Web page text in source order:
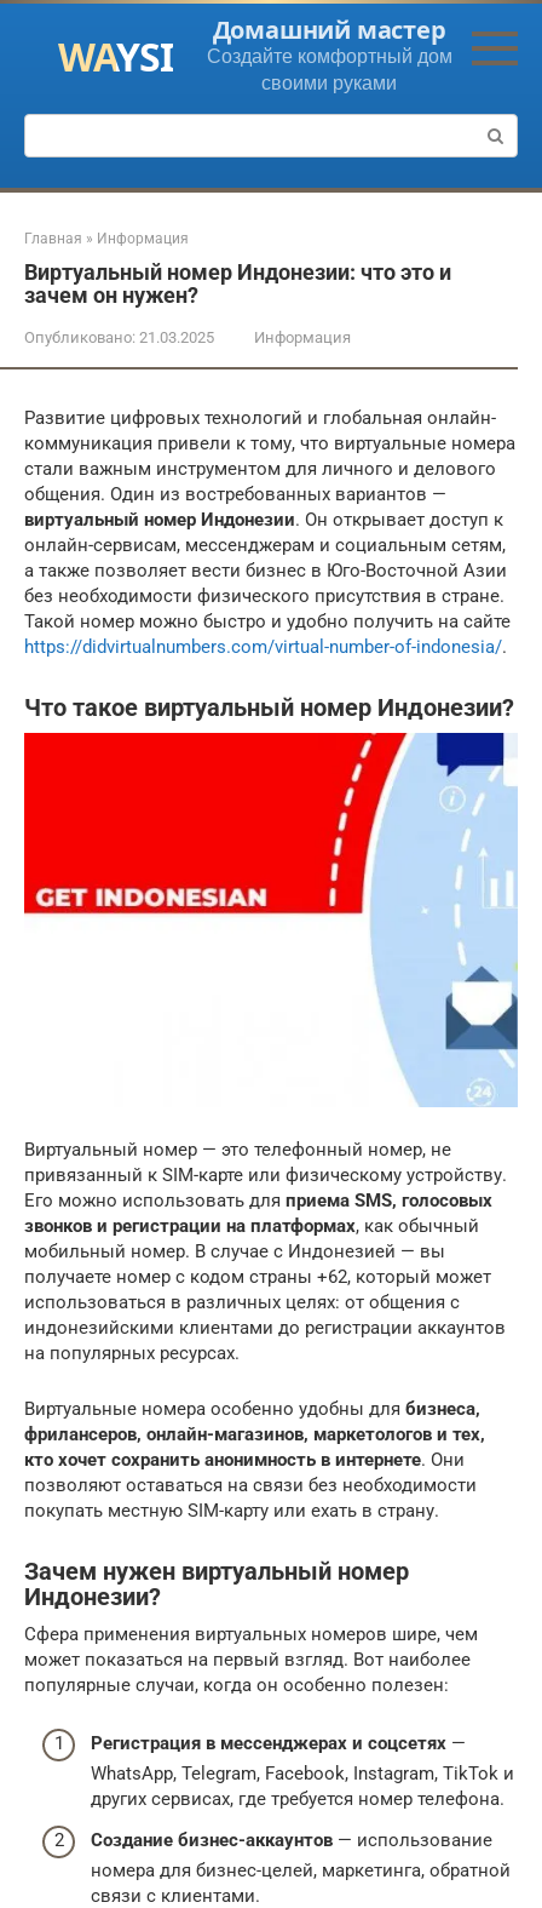
Перейти
контенту
Домашний мастер
Создайте комфортный дом
своими руками
Поиск:
Главная » Информация
Виртуальный номер Индонезии: что это и
зачем он нужен?
Опубликовано: 21.03.2025 Информация
Развитие цифровых технологий и глобальная онлайн-
коммуникация привели к тому, что виртуальные номера
стали важным инструментом для личного и делового
общения. Один из востребованных вариантов —
виртуальный номер Индонезии. Он открывает доступ к
онлайн-сервисам, мессенджерам и социальным сетям,
а также позволяет вести бизнес в Юго-Восточной Азии
без необходимости физического присутствия в стране.
Такой номер можно быстро и удобно получить на сайте
https://didvirtualnumbers.com/virtual-number-of-indonesia/.
Что такое виртуальный номер Индонезии?
Виртуальный номер — это телефонный номер, не
привязанный к SIM-карте или физическому устройству.
Его можно использовать для приема SMS, голосовых
звонков и регистрации на платформах, как обычный
мобильный номер. В случае с Индонезией — вы
получаете номер с кодом страны +62, который может
использоваться в различных целях: от общения с
индонезийскими клиентами до регистрации аккаунтов
на популярных ресурсах.
Виртуальные номера особенно удобны для бизнеса,
фрилансеров, онлайн-магазинов, маркетологов и тех,
кто хочет сохранить анонимность в интернете. Они
позволяют оставаться на связи без необходимости
покупать местную SIM-карту или ехать в страну.
Зачем нужен виртуальный номер
Индонезии?
Сфера применения виртуальных номеров шире, чем
может показаться на первый взгляд. Вот наиболее
популярные случаи, когда он особенно полезен:
Регистрация в мессенджерах и соцсетях —
WhatsApp, Telegram, Facebook, Instagram, TikTok и
других сервисах, где требуется номер телефона.
Создание бизнес-аккаунтов — использование
номера для бизнес-целей, маркетинга, обратной
связи с клиентами.